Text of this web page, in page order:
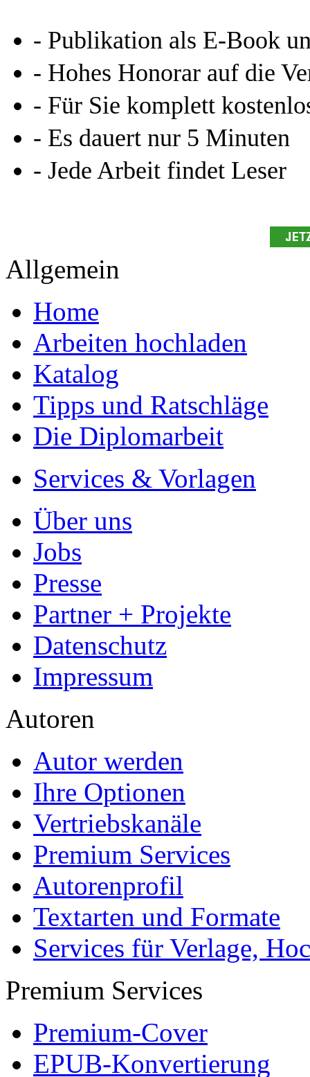
Kennen Sie schon das
Online-Magazin von
neugierig - aktuell -
Entdecken Sie hilfreiche
Studium!
Ihre Arbeit hochladen
Ihre Hausarbeit /
- Publikation als E-Book
- Hohes Honorar auf die
- Für Sie komplett
- Es dauert nur 5 Minuten
- Jede Arbeit findet Leser
Allgemein
Home
Arbeiten hochladen
Katalog
Tipps und Ratschläge
Die Diplomarbeit
Services & Vorlagen
Über uns
Jobs
Presse
Partner + Projekte